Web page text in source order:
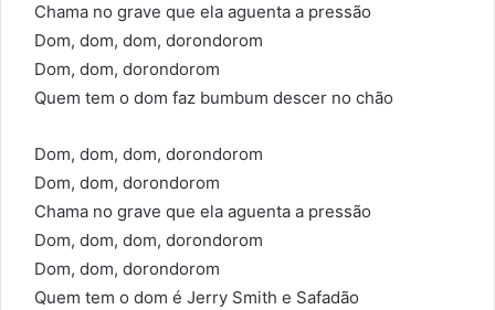
Chama no grave que ela aguenta a pressão
Dom, dom, dom, dorondorom
Dom, dom, dorondorom
Quem tem o dom faz bumbum descer no chão
Dom, dom, dom, dorondorom
Dom, dom, dorondorom
Chama no grave que ela aguenta a pressão
Dom, dom, dom, dorondorom
Dom, dom, dorondorom
Quem tem o dom é Jerry Smith e Safadão